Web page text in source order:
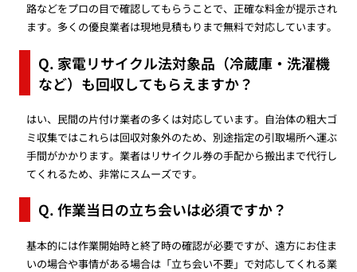
路などをプロの目で確認してもらうことで、正確な料金が提示され
ます。多くの優良業者は現地見積もりまで無料で対応しています。
Q. 家電リサイクル法対象品（冷蔵庫・洗濯機
など）も回収してもらえますか？
はい、民間の片付け業者の多くは対応しています。自治体の粗大ゴ
ミ収集ではこれらは回収対象外のため、別途指定の引取場所へ運ぶ
手間がかかります。業者はリサイクル券の手配から搬出まで代行し
てくれるため、非常にスムーズです。
Q. 作業当日の立ち会いは必須ですか？
基本的には作業開始時と終了時の確認が必要ですが、遠方にお住ま
いの場合や事情がある場合は「立ち会い不要」で対応してくれる業